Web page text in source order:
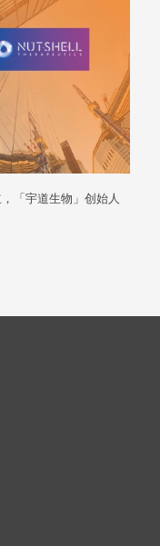
「宇道生物」创始人